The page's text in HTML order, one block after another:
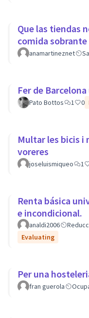
Que las tiendas
comida sobrante
anamartineznet
Fer de
Pato Bottos 1 0
Multar les bicis i
voreres
joseluismiqueo 1
Renta básica
e incondicional.
analdi2006
Evaluating
Per una
fran guerola